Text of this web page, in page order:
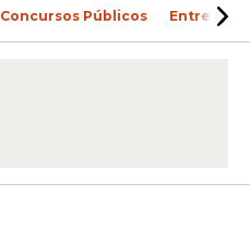
Concursos Públicos